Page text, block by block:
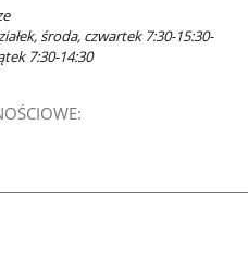
środa, czwartek 7:30-15:30-
7:30-14:30